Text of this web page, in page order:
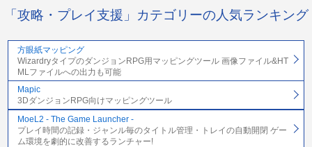
「攻略・プレイ支援」カテゴリーの人気ランキング
方眼紙マッピング
WizardryタイプのダンジョンRPG用マッピングツール 画像ファイル&HT
MLファイルへの出力も可能
Mapic
3DダンジョンRPG向けマッピングツール
MoeL2 - The Game Launcher -
プレイ時間の記録・ジャンル毎のタイトル管理・トレイの自動開閉 ゲー
ム環境を劇的に改善するランチャー!